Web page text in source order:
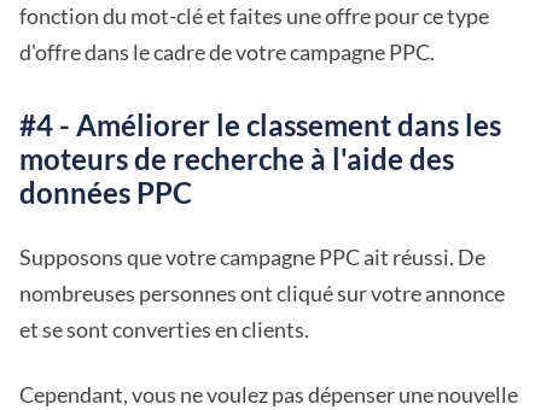
fonction du mot-clé et faites une offre pour ce type
d'offre dans le cadre de votre campagne PPC.
#4 - Améliorer le classement dans les
moteurs de recherche à l'aide des
données PPC
Supposons que votre campagne PPC ait réussi. De
nombreuses personnes ont cliqué sur votre annonce
et se sont converties en clients.
Cependant, vous ne voulez pas dépenser une nouvelle